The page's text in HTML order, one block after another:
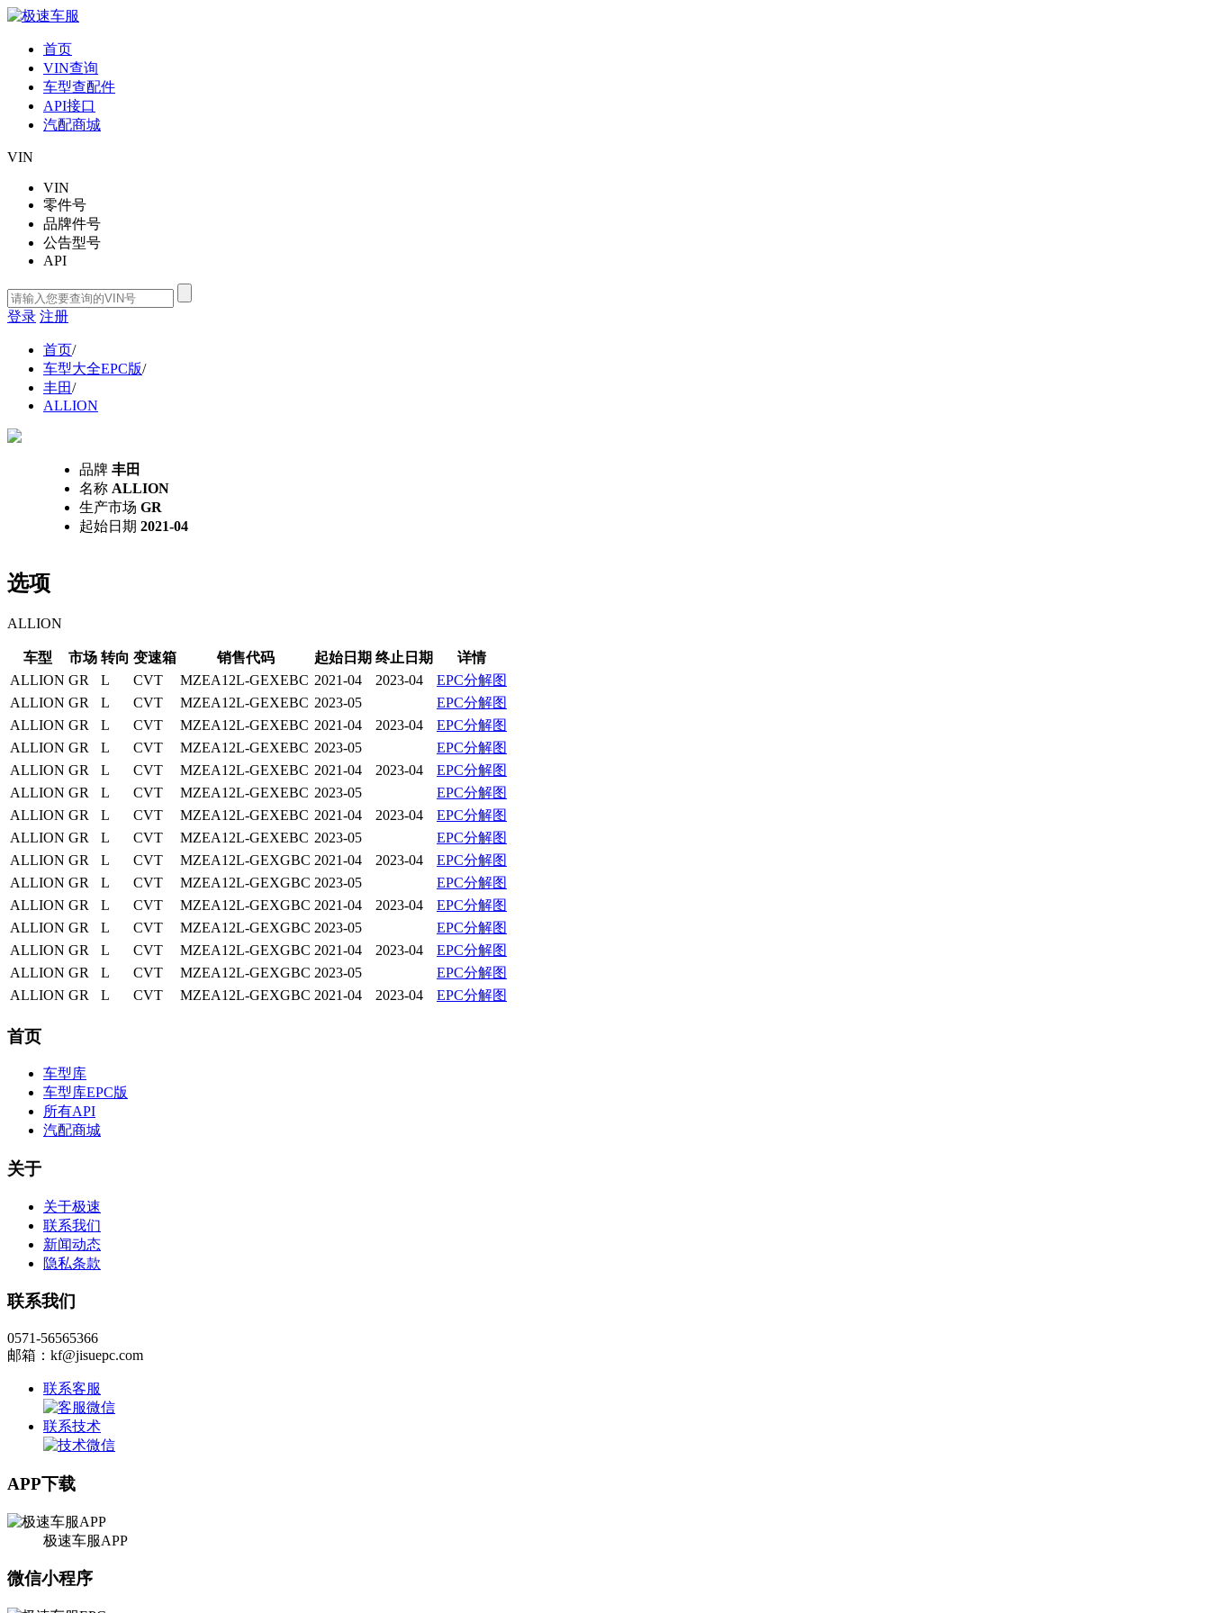
首页
VIN查询
车型查配件
API接口
汽配商城
VIN
VIN
零件号
品牌件号
公告型号
API
登录 注册
首页/
车型大全EPC版/
丰田/
ALLION
品牌 丰田
名称 ALLION
生产市场 GR
起始日期 2021-04
选项
ALLION
车型 市场 转向 变速箱 销售代码 起始日期 终止日期
详情
ALLION GR L CVT MZEA12L-GEXEBC 2021-04 2023-04
EPC分解图
ALLION GR L CVT MZEA12L-GEXEBC 2023-05
EPC分解图
ALLION GR L CVT MZEA12L-GEXEBC 2021-04 2023-04
EPC分解图
ALLION GR L CVT MZEA12L-GEXEBC 2023-05
EPC分解图
ALLION GR L CVT MZEA12L-GEXEBC 2021-04 2023-04
EPC分解图
ALLION GR L CVT MZEA12L-GEXEBC 2023-05
EPC分解图
ALLION GR L CVT MZEA12L-GEXEBC 2021-04 2023-04
EPC分解图
ALLION GR L CVT MZEA12L-GEXEBC 2023-05
EPC分解图
ALLION GR L CVT MZEA12L-GEXGBC 2021-04 2023-04
EPC分解图
ALLION GR L CVT MZEA12L-GEXGBC 2023-05
EPC分解图
ALLION GR L CVT MZEA12L-GEXGBC 2021-04 2023-04
EPC分解图
ALLION GR L CVT MZEA12L-GEXGBC 2023-05
EPC分解图
ALLION GR L CVT MZEA12L-GEXGBC 2021-04 2023-04
EPC分解图
ALLION GR L CVT MZEA12L-GEXGBC 2023-05
EPC分解图
ALLION GR L CVT MZEA12L-GEXGBC 2021-04 2023-04 EPC分解图
首页
车型库
车型库EPC版
所有API
汽配商城
关于
关于极速
联系我们
新闻动态
隐私条款
联系我们
0571-56565366
邮箱：kf@jisuepc.com
联系客服
联系技术
APP下载
极速车服APP
微信小程序